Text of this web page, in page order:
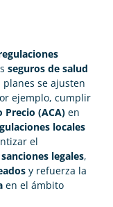
seguros de salud
se ajusten
ejemplo, cumplir
Precio (ACA) en
locales
el
sanciones legales,
y refuerza la
en el ámbito